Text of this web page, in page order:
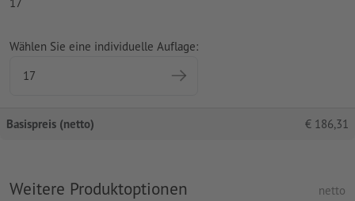
17
Wählen Sie eine individuelle Auflage:
Basispreis (netto) € 186,31
Weitere Produktoptionen netto